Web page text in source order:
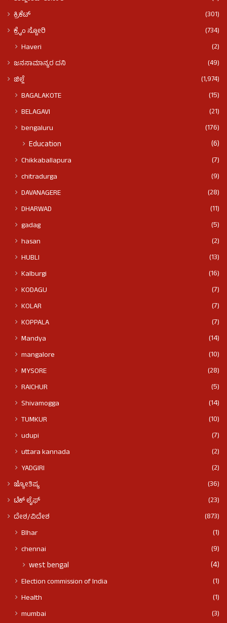
ಕ್ರಿಕೆಟ್
(301)
ಕ್ರೈಂ ಸ್ಟೋರಿ
(734)
Haveri (2)
ಜನಸಾಮಾನ್ಯರ ದನಿ
(49)
ಜಿಲ್ಲೆ
(1,974)
BAGALAKOTE
(15)
BELAGAVI
(21)
bengaluru
(176)
Education (6)
Chikkaballapura
(7)
chitradurga
(9)
DAVANAGERE
(28)
DHARWAD
(11)
gadag
(5)
hasan
(2)
HUBLI
(13)
Kalburgi
(16)
KODAGU
(7)
KOLAR
(7)
KOPPALA
(7)
Mandya
(14)
mangalore
(10)
MYSORE
(28)
RAICHUR
(5)
Shivamogga
(14)
TUMKUR
(10)
udupi
(7)
uttara kannada
(2)
YADGIRI
(2)
ಜ್ಯೋತಿಷ್ಯ
(36)
ಟೆಕ್ ಲೈಫ್
(23)
ದೇಶ/ವಿದೇಶ
(873)
BIhar
(1)
chennai
(9)
west bengal (4)
Election commission of India
(1)
Health
(1)
mumbai
(3)